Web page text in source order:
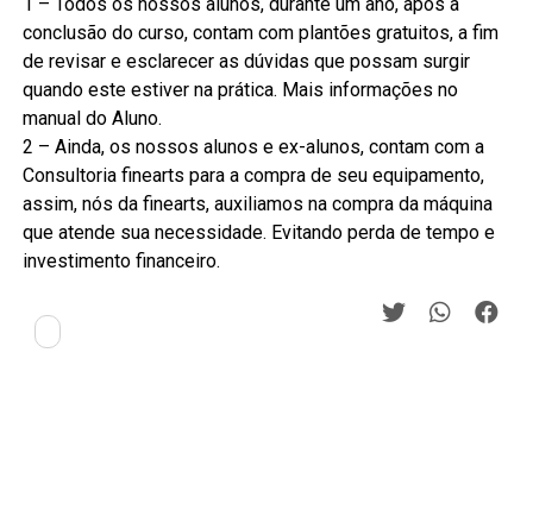
conclusão do curso, contam com plantões gratuitos, a fim
de revisar e esclarecer as dúvidas que possam surgir
quando este estiver na prática. Mais informações no
manual do Aluno.
2 – Ainda, os nossos alunos e ex-alunos, contam com a
Consultoria finearts para a compra de seu equipamento,
assim, nós da finearts, auxiliamos na compra da máquina
que atende sua necessidade. Evitando perda de tempo e
investimento financeiro.